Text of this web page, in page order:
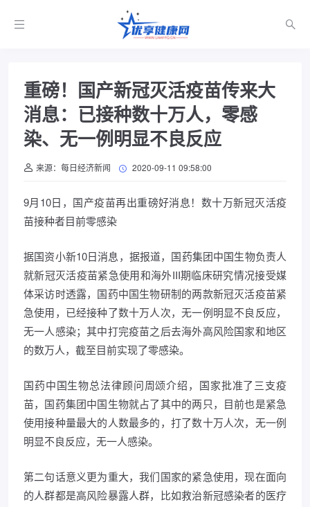
重磅！国产新冠灭活疫苗传来大
消息：已接种数十万人，零感
染、无一例明显不良反应
来源：每日经济新闻 2020-09-11 09:58:00
9月10日，国产疫苗再出重磅好消息！数十万新冠灭活疫
苗接种者目前零感染
据国资小新10日消息，据报道，国药集团中国生物负责人
就新冠灭活疫苗紧急使用和海外III期临床研究情况接受媒
体采访时透露，国药中国生物研制的两款新冠灭活疫苗紧
急使用，已经接种了数十万人次，无一例明显不良反应，
无一人感染；其中打完疫苗之后去海外高风险国家和地区
的数万人，截至目前实现了零感染。
国药中国生物总法律顾问周颂介绍，国家批准了三支疫
苗，国药集团中国生物就占了其中的两只，目前也是紧急
使用接种量最大的人数最多的，打了数十万人次，无一例
明显不良反应，无一人感染。
第二句话意义更为重大，我们国家的紧急使用，现在面向
的人群都是高风险暴露人群，比如救治新冠感染者的医疗